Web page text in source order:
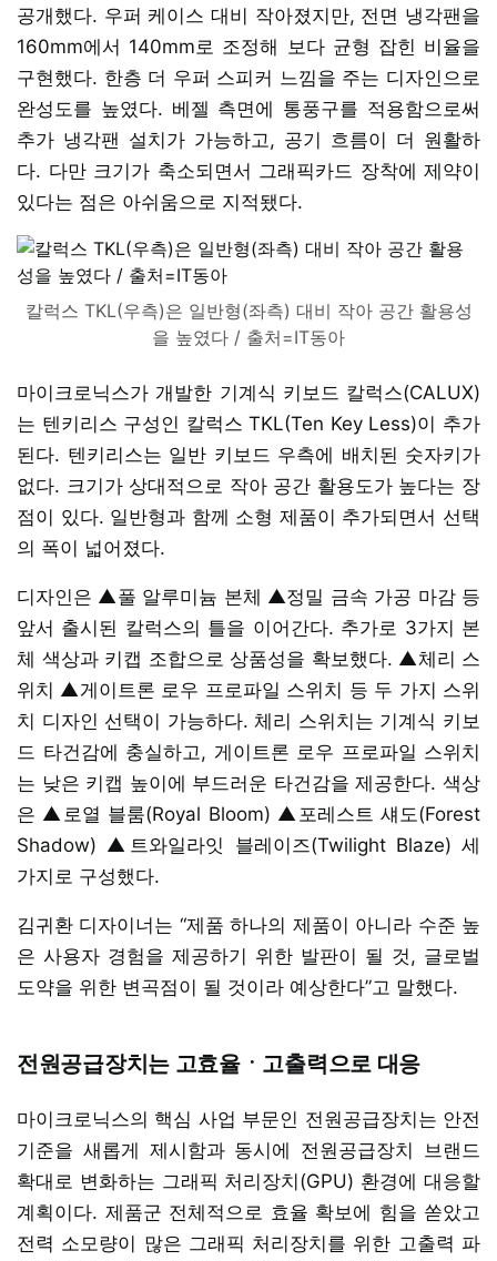
공개했다. 우퍼 케이스 대비 작아졌지만, 전면 냉각팬을
160mm에서 140mm로 조정해 보다 균형 잡힌 비율을
구현했다. 한층 더 우퍼 스피커 느낌을 주는 디자인으로
완성도를 높였다. 베젤 측면에 통풍구를 적용함으로써
추가 냉각팬 설치가 가능하고, 공기 흐름이 더 원활하
다. 다만 크기가 축소되면서 그래픽카드 장착에 제약이
있다는 점은 아쉬움으로 지적됐다.
칼럭스 TKL(우측)은 일반형(좌측) 대비 작아 공간 활용성
을 높였다 / 출처=IT동아
마이크로닉스가 개발한 기계식 키보드 칼럭스(CALUX)
는 텐키리스 구성인 칼럭스 TKL(Ten Key Less)이 추가
된다. 텐키리스는 일반 키보드 우측에 배치된 숫자키가
없다. 크기가 상대적으로 작아 공간 활용도가 높다는 장
점이 있다. 일반형과 함께 소형 제품이 추가되면서 선택
의 폭이 넓어졌다.
디자인은 ▲풀 알루미늄 본체 ▲정밀 금속 가공 마감 등
앞서 출시된 칼럭스의 틀을 이어간다. 추가로 3가지 본
체 색상과 키캡 조합으로 상품성을 확보했다. ▲체리 스
위치 ▲게이트론 로우 프로파일 스위치 등 두 가지 스위
치 디자인 선택이 가능하다. 체리 스위치는 기계식 키보
드 타건감에 충실하고, 게이트론 로우 프로파일 스위치
는 낮은 키캡 높이에 부드러운 타건감을 제공한다. 색상
은 ▲로열 블룸(Royal Bloom) ▲포레스트 섀도(Forest
Shadow) ▲트와일라잇 블레이즈(Twilight Blaze) 세
가지로 구성했다.
김귀환 디자이너는 “제품 하나의 제품이 아니라 수준 높
은 사용자 경험을 제공하기 위한 발판이 될 것, 글로벌
도약을 위한 변곡점이 될 것이라 예상한다”고 말했다.
전원공급장치는 고효율ㆍ고출력으로 대응
마이크로닉스의 핵심 사업 부문인 전원공급장치는 안전
기준을 새롭게 제시함과 동시에 전원공급장치 브랜드
확대로 변화하는 그래픽 처리장치(GPU) 환경에 대응할
계획이다. 제품군 전체적으로 효율 확보에 힘을 쏟았고
전력 소모량이 많은 그래픽 처리장치를 위한 고출력 파